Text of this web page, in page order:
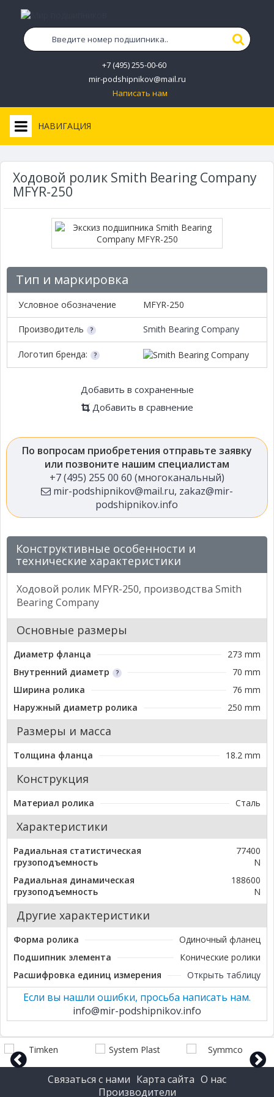
+7 (495) 255-00-60
mir-podshipnikov@mail.ru
Написать нам
НАВИГАЦИЯ
Ходовой ролик Smith Bearing Company
MFYR-250
Тип и маркировка
Условное обозначение MFYR-250
Производитель Smith Bearing Company
Логотип бренда:
Добавить в сохраненные
Добавить в сравнение
По вопросам приобретения отправьте заявку
или позвоните нашим специалистам
+7 (495) 255 00 60 (многоканальный)
mir-podshipnikov@mail.ru, zakaz@mir-
podshipnikov.info
Конструктивные особенности и
технические характеристики
Ходовой ролик MFYR-250, производства Smith
Bearing Company
Основные размеры
Диаметр фланца
273 mm
Внутренний диаметр
70 mm
Ширина ролика
76 mm
Наружный диаметр ролика
250 mm
Размеры и масса
Толщина фланца 18.2 mm
Конструкция
Материал ролика Сталь
Характеристики
Радиальная статистическая
грузоподъемность
77400
N
Радиальная динамическая
грузоподъемность
188600
N
Другие характеристики
Форма ролика
Одиночный фланец
Подшипник элемента
Конические ролики
Расшифровка единиц измерения
Открыть таблицу
Если вы нашли ошибки, просьба написать нам.
info@mir-podshipnikov.info
Связаться с нами Карта сайта О нас
Производители